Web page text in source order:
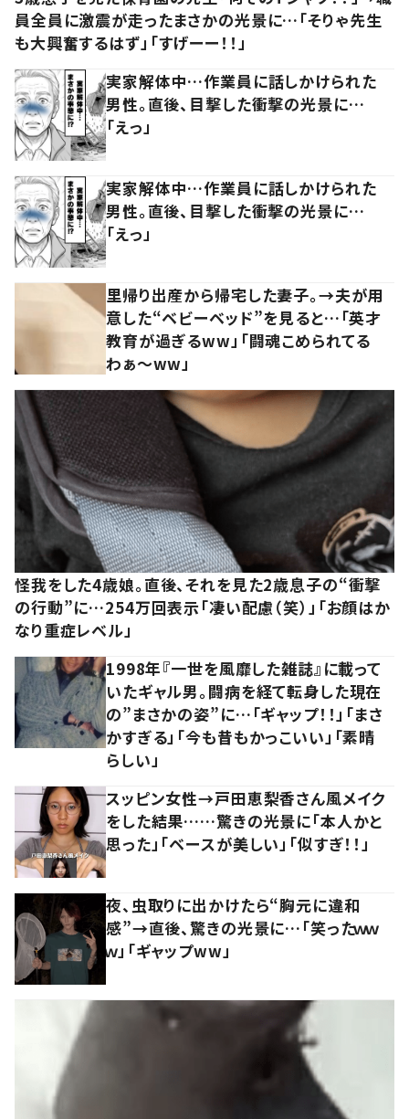
員全員に激震が走ったまさかの光景に…「そりゃ先生
も大興奮するはず」「すげーー！！」
実家解体中…作業員に話しかけられた
男性。直後、目撃した衝撃の光景に…
「えっ」
実家解体中…作業員に話しかけられた
男性。直後、目撃した衝撃の光景に…
「えっ」
里帰り出産から帰宅した妻子。→夫が用
意した“ベビーベッド”を見ると…「英才
教育が過ぎるww」「闘魂こめられてる
わぁ～ww」
怪我をした4歳娘。直後、それを見た2歳息子の“衝撃
の行動”に…254万回表示「凄い配慮（笑）」「お顔はか
なり重症レベル」
1998年『一世を風靡した雑誌』に載って
いたギャル男。闘病を経て転身した現在
の”まさかの姿”に…「ギャップ！！」「まさ
かすぎる」「今も昔もかっこいい」「素晴
らしい」
スッピン女性→戸田恵梨香さん風メイク
をした結果……驚きの光景に「本人かと
思った」「ベースが美しい」「似すぎ！！」
夜、虫取りに出かけたら“胸元に違和
感”→直後、驚きの光景に…「笑ったｗｗ
ｗ」「ギャップww」